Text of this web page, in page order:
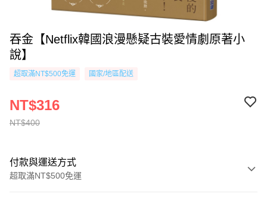
吞金【Netflix韓國浪漫懸疑古裝愛情劇原著小
說】
超取滿NT$500免運 國家/地區配送
NT$400
NT$316
付款與運送方式
超取滿NT$500免運